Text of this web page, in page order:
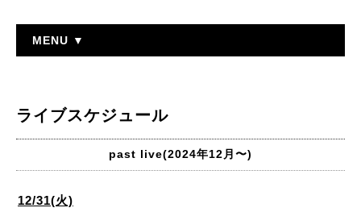
MENU ▼
ライブスケジュール
past live(2024年12月〜)
12/31(火)